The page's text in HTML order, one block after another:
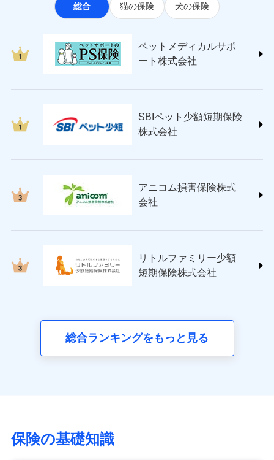
ソニー損害保険株式会社
(https://www.sonysonpo.co.jp/)
japan.co.jp/)
ＳＯＭＰＯダイレクト損害保険株式会社
チューリッヒ保険会社 (https://www.zurich.co.jp/)
(https://www.tokiomarine-nichido.co.jp/)
日新火災海上保険株式会社
三井住友海上火災保険株式会社 (https://www.ms-
ins.com/)
三井ダイレクト損害保険株式会社
アクサ生命保険株式会社
（https://www.axa.co.jp/）
（https://www.fwdlife.co.jp/）
ソニー生命保険株式会社
（https://www.sonylife.co.jp）
SOMPOひまわり生命保険株式会社
太陽生命保険株式会社（https://www.taiyo-
総合 猫の保険 犬の保険
ペットメディカルサポ
ート株式会社
SBIペット少額短期保険
株式会社
アニコム損害保険株式
会社
リトルファミリー少額
短期保険株式会社
総合ランキングをもっと見る
保険の基礎知識